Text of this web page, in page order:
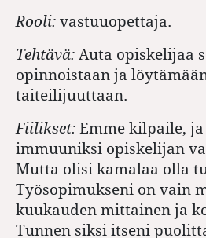
Rooli: vastuuopettaja.
Tehtävä: Auta opiskelijaa
opinnoistaan ja
taiteilijuuttaan.
Fiilikset: Emme kilpaile,
immuuniksi opiskelijan
Mutta olisi kamalaa olla
Työsopimukseni on vain
kuukauden mittainen ja
Tunnen siksi itseni